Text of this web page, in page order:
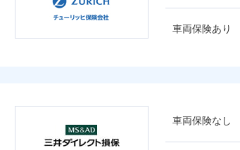
車両保険あり
車両保険なし